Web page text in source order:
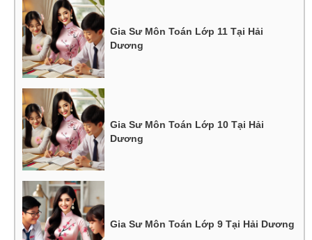
Gia Sư Môn Toán Lớp 11 Tại Hải
Dương
Gia Sư Môn Toán Lớp 10 Tại Hải
Dương
Gia Sư Môn Toán Lớp 9 Tại Hải Dương